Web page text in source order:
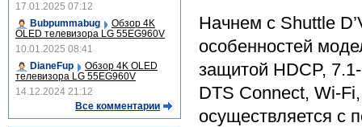
Начнем с Shuttle
особенностей
защитой HDCP,
DTS Connect, Wi-
осуществляется с
17.01.2025 07:12
Bubpummabug
Обзор 4K
OLED телевизора LG 55EG960V
10.01.2025 08:41
DianeFup
Обзор 4K OLED
телевизора LG 55EG960V
14.12.2024 21:12
Все комментарии